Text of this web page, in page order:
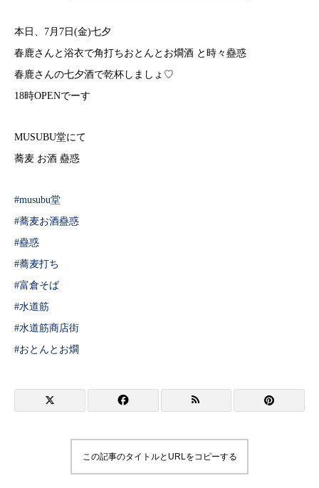
本日、7月7日(金)七夕
春鹿さんと浴衣で角打ちおとんとお燗酒 と時々蠱惑
春鹿さんの七夕酒で乾杯しましょ♡
18時OPENでーす
MUSUBU堂にて
蕎麦 お酒 蠱惑
#musubu堂
#蕎麦お酒蠱惑
#蠱惑
#蕎麦打ち
#富倉そば
#水道筋
#水道筋商店街
#おとんとお燗
この記事のタイトルとURLをコピーする